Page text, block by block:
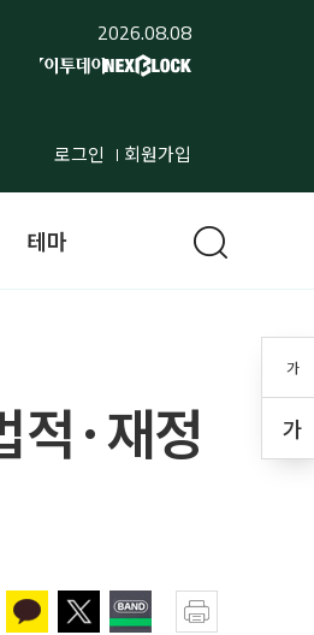
2026.08.08
로그인 회원가입
가
가
테마
적·재정